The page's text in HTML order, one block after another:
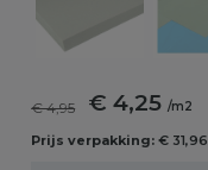
€ 4,95 € 4,25/m2
Prijs verpakking: € 31,96